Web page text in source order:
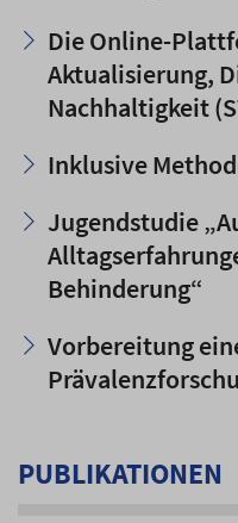
Die Online-
Aktualisierung,
Nachhaltigkeit
Inklusive
Jugendstudie
Behinderung“
Vorbereitung
PUBLIKATIONEN